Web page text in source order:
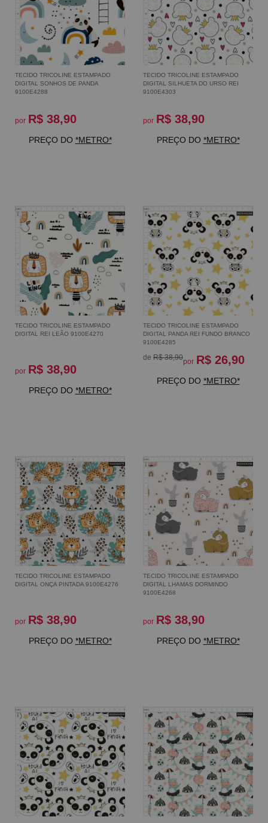
TECIDO TRICOLINE ESTAMPADO
DIGITAL SONHOS DE PANDA
9100E4288
por R$ 38,90
PREÇO DO *METRO*
TECIDO TRICOLINE ESTAMPADO
DIGITAL SILHUETA DO URSO REI
9100E4303
por R$ 38,90
PREÇO DO *METRO*
TECIDO TRICOLINE ESTAMPADO
DIGITAL REI LEÃO 9100E4270
por R$ 38,90
PREÇO DO *METRO*
TECIDO TRICOLINE ESTAMPADO
DIGITAL PANDA REI FUNDO BRANCO
9100E4285
de R$ 38,90por R$ 26,90
PREÇO DO *METRO*
TECIDO TRICOLINE ESTAMPADO
DIGITAL ONÇA PINTADA 9100E4276
por R$ 38,90
PREÇO DO *METRO*
TECIDO TRICOLINE ESTAMPADO
DIGITAL LHAMAS DORMINDO
9100E4268
por R$ 38,90
PREÇO DO *METRO*